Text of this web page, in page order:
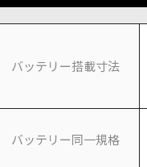
バッテリー搭載寸法
バッテリー同一規格